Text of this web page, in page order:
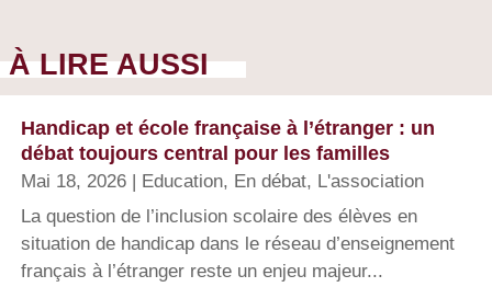
À LIRE AUSSI
Handicap et école française à l’étranger : un
débat toujours central pour les familles
Mai 18, 2026 Education, En débat, L'association
La question de l’inclusion scolaire des élèves en
situation de handicap dans le réseau d’enseignement
français à l’étranger reste un enjeu majeur...